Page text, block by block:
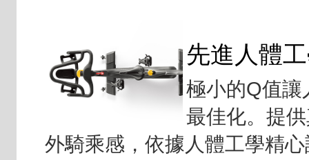
先進人體
極小的Q值讓
最佳化。提
外騎乘感，依據人體工學精